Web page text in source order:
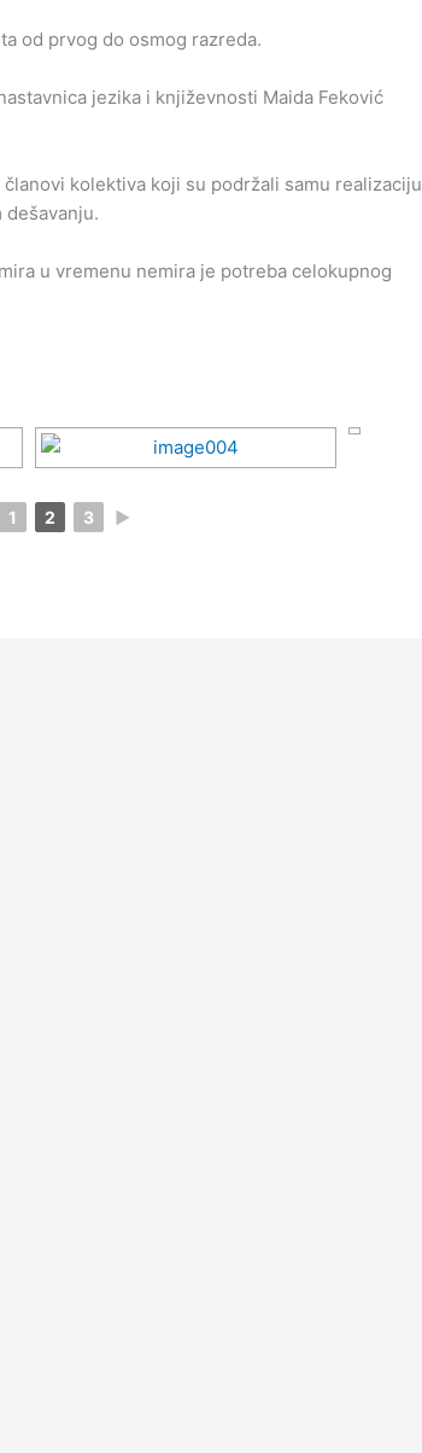
od prvog do osmog razreda.
jezika i književnosti Maida Feković
kolektiva koji su podržali samu realizaciju
u vremenu nemira je potreba celokupnog
1 2 3 ►